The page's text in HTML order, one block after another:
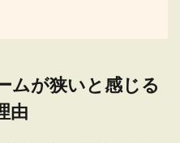
顔を言うように、そのお家の雰囲気
れる場所です。一人暮らしの方だと
...
ムが狭いと感じる
由